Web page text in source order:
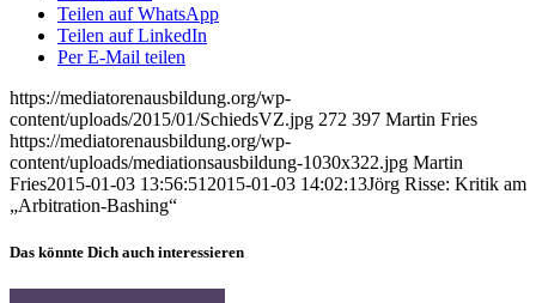
Teilen auf WhatsApp
Teilen auf LinkedIn
Per E-Mail teilen
https://mediatorenausbildung.org/wp-
content/uploads/2015/01/SchiedsVZ.jpg 272 397 Martin Fries
https://mediatorenausbildung.org/wp-
content/uploads/mediationsausbildung-1030x322.jpg Martin
Fries2015-01-03 13:56:51 2015-01-03 14:02:13Jörg Risse: Kritik am
„Arbitration-Bashing“
Das könnte Dich auch interessieren